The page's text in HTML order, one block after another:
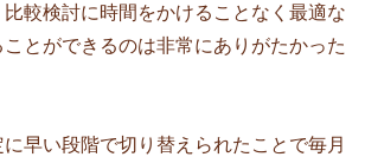
較検討に時間をかけることなく最適な
とができるのは非常にありがたかった
早い段階で切り替えられたことで毎月